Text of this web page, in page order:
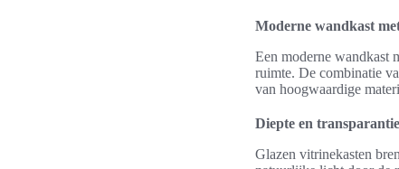
Moderne wandkast
Een moderne wandkast
ruimte. De combinatie
van hoogwaardige
Diepte en
Glazen vitrinekasten